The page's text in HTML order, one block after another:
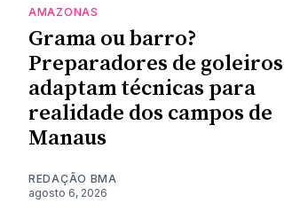
AMAZONAS
Grama ou barro?
Preparadores de goleiros
adaptam técnicas para
realidade dos campos de
Manaus
REDAÇÃO BMA
agosto 6, 2026